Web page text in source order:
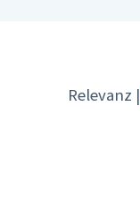
Relevanz |